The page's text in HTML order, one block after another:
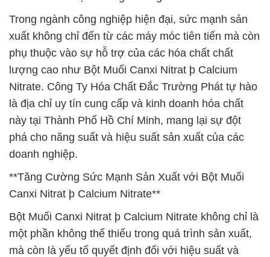
Trong ngành công nghiệp hiện đại, sức mạnh sản
xuất không chỉ đến từ các máy móc tiên tiến mà còn
phụ thuộc vào sự hỗ trợ của các hóa chất chất
lượng cao như Bột Muối Canxi Nitrat þ Calcium
Nitrate. Công Ty Hóa Chất Đắc Trường Phát tự hào
là địa chỉ uy tín cung cấp và kinh doanh hóa chất
này tại Thành Phố Hồ Chí Minh, mang lại sự đột
phá cho năng suất và hiệu suất sản xuất của các
doanh nghiệp.
**Tăng Cường Sức Mạnh Sản Xuất với Bột Muối
Canxi Nitrat þ Calcium Nitrate**
Bột Muối Canxi Nitrat þ Calcium Nitrate không chỉ là
một phần không thể thiếu trong quá trình sản xuất,
mà còn là yếu tố quyết định đối với hiệu suất và